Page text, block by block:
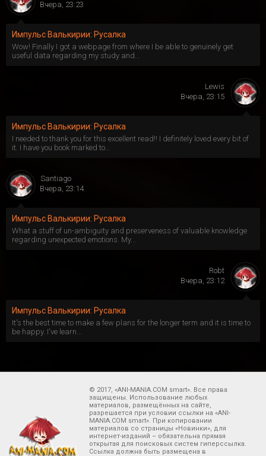
Импульс Валькирии: Русалка
Wow! Finally I got a webpage from where I be able to genuinely get
useful data regarding my study and...
Вчера, 23:23
Импульс Валькирии: Русалка
I needed to thank you for this excellent read!! I definitely loved every bit of
it. I have you book marked to...
Lewis
Вчера, 23:15
Импульс Валькирии: Русалка
What a stuff of un-ambiguity and preserveness of valuable knowledge
regarding unexpected emotions. My...
Santiago
Вчера, 23:14
Импульс Валькирии: Русалка
It's the best time to make a few plans for the longer term and it is time to
be happy. I've learn...
Robt
Вчера, 23:12
© 2017, «ANI-MANIA.COM smart». Все права
защищены. Использование любых
материалов, размещённых на сайте,
разрешается при условии ссылки на «ANI-
MANIA.COM smart». При копировании
материалов со страницы «Новинки», для
интернет-изданий – обязательна прямая
открытая для поисковых систем гиперссылка.
Ссылка должна быть размещена в